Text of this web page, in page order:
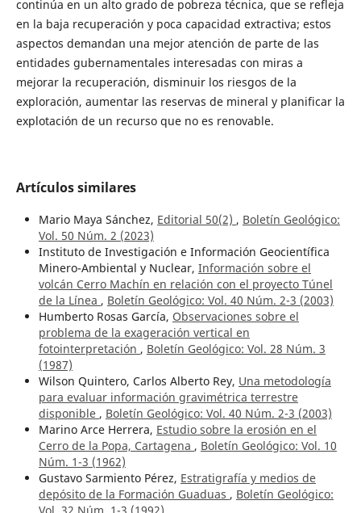
continúa en un alto grado de pobreza técnica, que se refleja
en la baja recuperación y poca capacidad extractiva; estos
aspectos demandan una mejor atención de parte de las
entidades gubernamentales interesadas con miras a
mejorar la recuperación, disminuir los riesgos de la
exploración, aumentar las reservas de mineral y planificar la
explotación de un recurso que no es renovable.
Artículos similares
Mario Maya Sánchez, Editorial 50(2) , Boletín Geológico:
Vol. 50 Núm. 2 (2023)
Instituto de Investigación e Información Geocientífica
Minero-Ambiental y Nuclear, Información sobre el
volcán Cerro Machín en relación con el proyecto Túnel
de la Línea , Boletín Geológico: Vol. 40 Núm. 2-3 (2003)
Humberto Rosas García, Observaciones sobre el
problema de la exageración vertical en
fotointerpretación , Boletín Geológico: Vol. 28 Núm. 3
(1987)
Wilson Quintero, Carlos Alberto Rey, Una metodología
para evaluar información gravimétrica terrestre
disponible , Boletín Geológico: Vol. 40 Núm. 2-3 (2003)
Marino Arce Herrera, Estudio sobre la erosión en el
Cerro de la Popa, Cartagena , Boletín Geológico: Vol. 10
Núm. 1-3 (1962)
Gustavo Sarmiento Pérez, Estratigrafía y medios de
depósito de la Formación Guaduas , Boletín Geológico: